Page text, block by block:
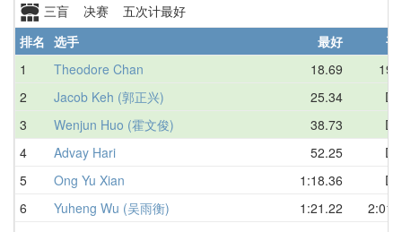
三盲 决赛 五次计最好
排名 选手 最好
平
1
Theodore Chan 18.69
2
Jacob Keh (郭正兴) 25.34
3
Wenjun Huo (霍文俊) 38.73
4
Advay Hari 52.25
5
Ong Yu Xian 1:18.36
6
Yuheng Wu (吴雨衡) 1:21.22